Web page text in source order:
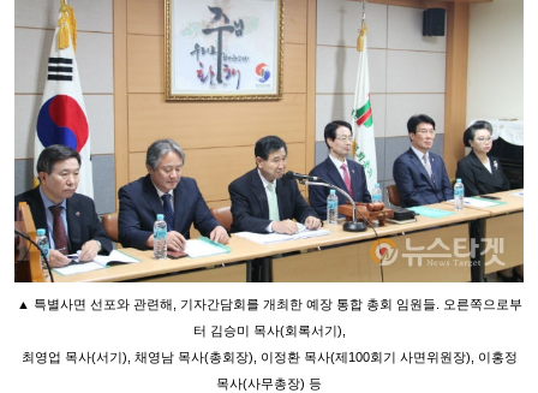
▲ 특별사면 선포와 관련해, 기자간담회를 개최한 예장 통합 총회 임원들. 오른쪽으로부
터 김승미 목사(회록서기),
최영업 목사(서기), 채영남 목사(총회장), 이정환 목사(제100회기 사면위원장), 이홍정
목사(사무총장) 등